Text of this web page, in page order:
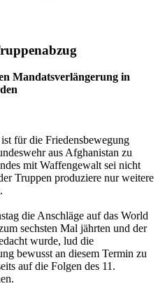
Mandatsverlängerung in
für die Friedensbewegung
aus Afghanistan zu
mit Waffengewalt sei nicht
Truppen produziere nur weitere
die Anschläge auf das World
sechsten Mal jährten und der
wurde, lud die
bewusst an diesem Termin zu
auf die Folgen des 11.